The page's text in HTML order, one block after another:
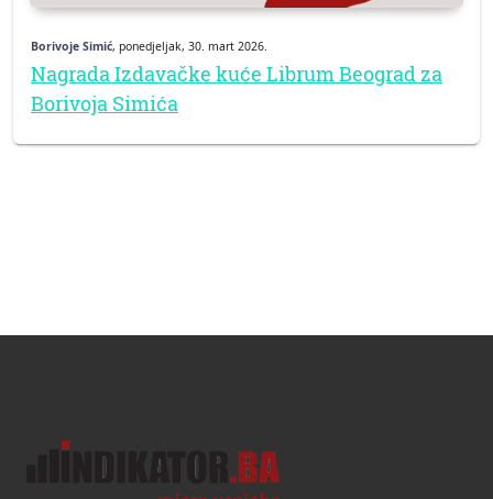
Borivoje Simić, ponedjeljak, 30. mart 2026.
Nagrada Izdavačke kuće Librum Beograd za
Borivoja Simića